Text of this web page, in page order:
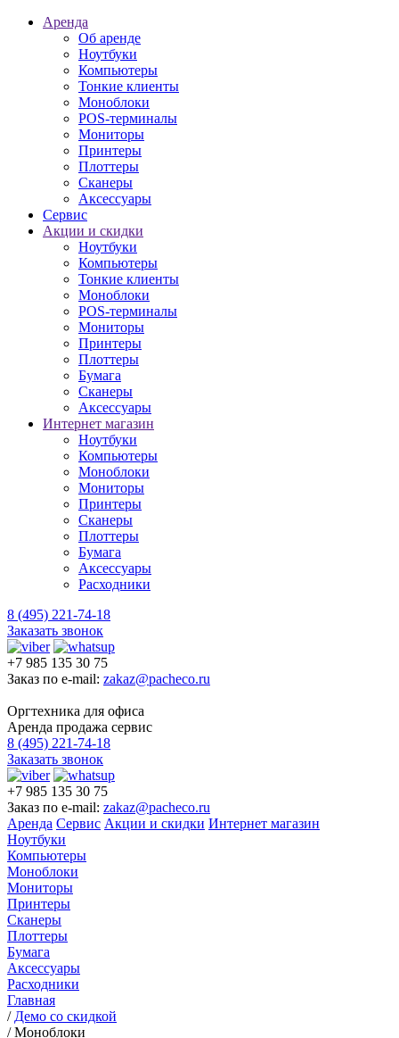
Аренда
Об аренде
Ноутбуки
Компьютеры
Тонкие клиенты
Моноблоки
POS-терминалы
Мониторы
Принтеры
Плоттеры
Сканеры
Аксессуары
Сервис
Акции и скидки
Ноутбуки
Компьютеры
Тонкие клиенты
Моноблоки
POS-терминалы
Мониторы
Принтеры
Плоттеры
Бумага
Сканеры
Аксессуары
Интернет магазин
Ноутбуки
Компьютеры
Моноблоки
Мониторы
Принтеры
Сканеры
Плоттеры
Бумага
Аксессуары
Расходники
8 (495) 221-74-18
Заказать звонок
+7 985 135 30 75
Заказ по e-mail: zakaz@pacheco.ru
Оргтехника для офиса
Аренда продажа сервис
8 (495) 221-74-18
Заказать звонок
+7 985 135 30 75
Заказ по e-mail: zakaz@pacheco.ru
Аренда Сервис Акции и скидки Интернет магазин
Ноутбуки
Компьютеры
Моноблоки
Мониторы
Принтеры
Сканеры
Плоттеры
Бумага
Аксессуары
Расходники
Главная
/ Демо со скидкой
/Моноблоки